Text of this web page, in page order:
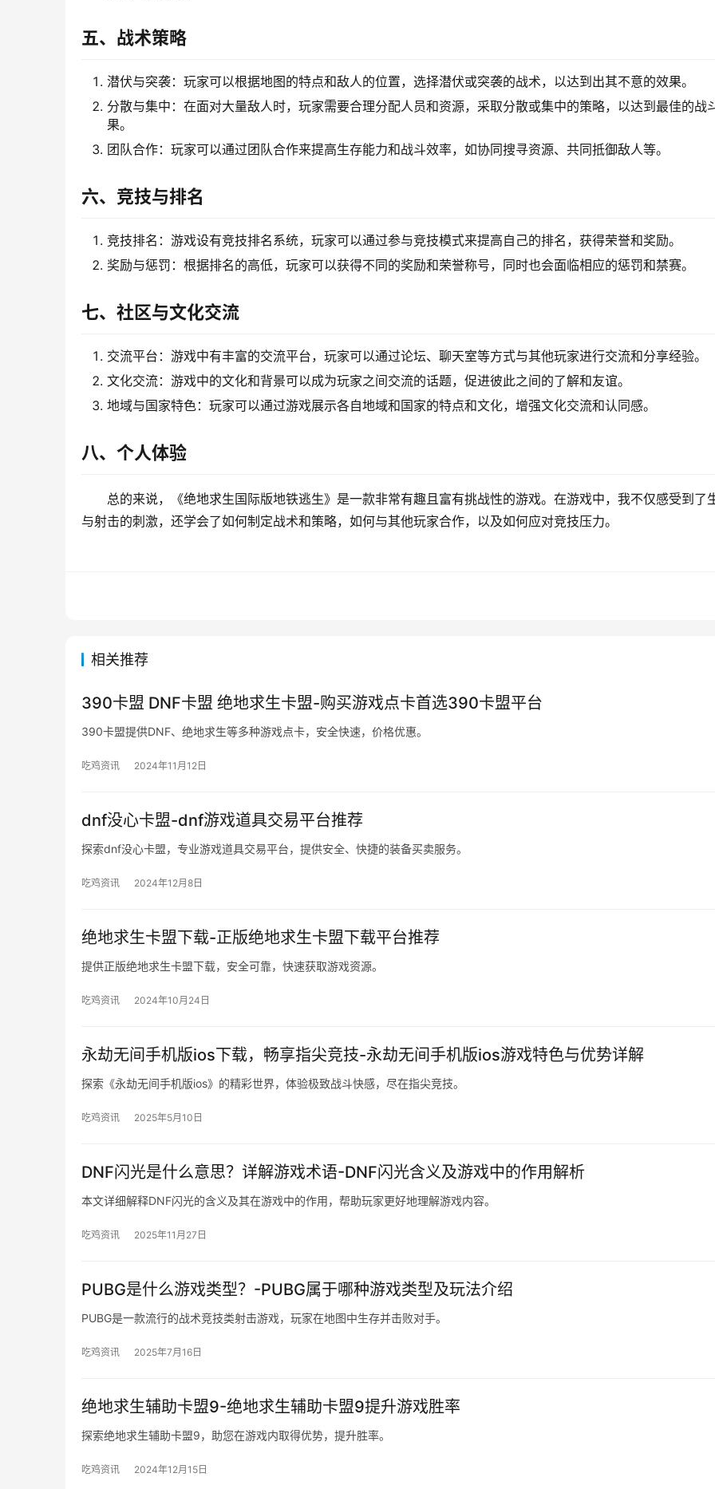
五、战术策略
潜伏与突袭：玩家可以根据地图的特点和敌人的位置，选择潜伏或突袭的战术，以达到出其不意的效果。
分散与集中：在面对大量敌人时，玩家需要合理分配人员和资源，采取分散或集中的策略，以达到最佳的战
果。
团队合作：玩家可以通过团队合作来提高生存能力和战斗效率，如协同搜寻资源、共同抵御敌人等。
六、竞技与排名
竞技排名：游戏设有竞技排名系统，玩家可以通过参与竞技模式来提高自己的排名，获得荣誉和奖励。
奖励与惩罚：根据排名的高低，玩家可以获得不同的奖励和荣誉称号，同时也会面临相应的惩罚和禁赛。
七、社区与文化交流
交流平台：游戏中有丰富的交流平台，玩家可以通过论坛、聊天室等方式与其他玩家进行交流和分享经验。
文化交流：游戏中的文化和背景可以成为玩家之间交流的话题，促进彼此之间的了解和友谊。
地域与国家特色：玩家可以通过游戏展示各自地域和国家的特点和文化，增强文化交流和认同感。
八、个人体验
总的来说，《绝地求生国际版地铁逃生》是一款非常有趣且富有挑战性的游戏。在游戏中，我不仅感受到了
与射击的刺激，还学会了如何制定战术和策略，如何与其他玩家合作，以及如何应对竞技压力。
相关推荐
390卡盟 DNF卡盟 绝地求生卡盟-购买游戏点卡首选390卡盟平台
390卡盟提供DNF、绝地求生等多种游戏点卡，安全快速，价格优惠。
吃鸡资讯 2024年11月12日
dnf没心卡盟-dnf游戏道具交易平台推荐
探索dnf没心卡盟，专业游戏道具交易平台，提供安全、快捷的装备买卖服务。
吃鸡资讯 2024年12月8日
绝地求生卡盟下载-正版绝地求生卡盟下载平台推荐
提供正版绝地求生卡盟下载，安全可靠，快速获取游戏资源。
吃鸡资讯 2024年10月24日
永劫无间手机版ios下载，畅享指尖竞技-永劫无间手机版ios游戏特色与优势详解
探索《永劫无间手机版ios》的精彩世界，体验极致战斗快感，尽在指尖竞技。
吃鸡资讯 2025年5月10日
DNF闪光是什么意思？详解游戏术语-DNF闪光含义及游戏中的作用解析
本文详细解释DNF闪光的含义及其在游戏中的作用，帮助玩家更好地理解游戏内容。
吃鸡资讯 2025年11月27日
PUBG是什么游戏类型？-PUBG属于哪种游戏类型及玩法介绍
PUBG是一款流行的战术竞技类射击游戏，玩家在地图中生存并击败对手。
吃鸡资讯 2025年7月16日
绝地求生辅助卡盟9-绝地求生辅助卡盟9提升游戏胜率
探索绝地求生辅助卡盟9，助您在游戏内取得优势，提升胜率。
吃鸡资讯 2024年12月15日